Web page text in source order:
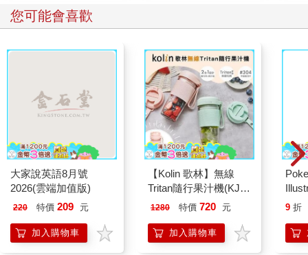
您可能會喜歡
大家說英語8月號
2026(雲端加值版)
220 特價 209 元
加入購物車
【Kolin 歌林】無線
Tritan隨行果汁機(KJE-
MN502)
1280 特價 720 元
加入購物車
9 折